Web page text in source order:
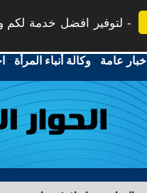
لتوفير افضل خدمة لكم
أخبار عامة -وكالة أنباء المرأة -